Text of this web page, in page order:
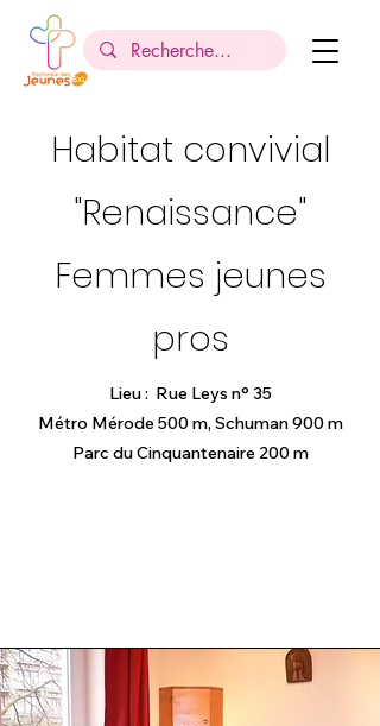
Habitat convivial
"Renaissance"
Femmes jeunes
pros
Lieu : Rue Leys n° 35
Métro Mérode 500 m, Schuman 900 m
Parc du Cinquantenaire 200 m